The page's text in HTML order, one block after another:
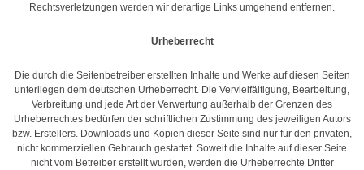
Rechtsverletzungen werden wir derartige Links umgehend entfernen.
Urheberrecht
Die durch die Seitenbetreiber erstellten Inhalte und Werke auf diesen Seiten
unterliegen dem deutschen Urheberrecht. Die Vervielfältigung, Bearbeitung,
Verbreitung und jede Art der Verwertung außerhalb der Grenzen des
Urheberrechtes bedürfen der schriftlichen Zustimmung des jeweiligen Autors
bzw. Erstellers. Downloads und Kopien dieser Seite sind nur für den privaten,
nicht kommerziellen Gebrauch gestattet. Soweit die Inhalte auf dieser Seite
nicht vom Betreiber erstellt wurden, werden die Urheberrechte Dritter